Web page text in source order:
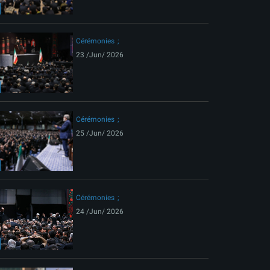
Cérémonies
23 /Jun/ 2026
Cérémonies
25 /Jun/ 2026
Cérémonies
24 /Jun/ 2026